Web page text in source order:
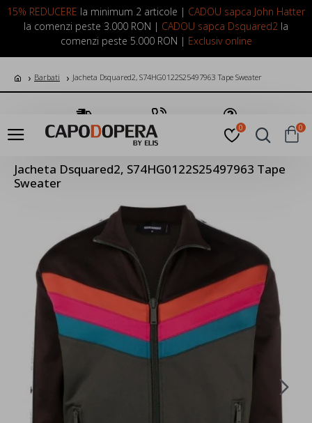
15% REDUCERE la minimum 2 articole | CADOU sapca John Hatter
la comenzi peste 3.000 RON | CADOU sapca Dsquared2 la
comenzi peste 5.000 RON | Exclusiv online
LOGIN INREGISTRARE
0 0
Barbati Jacheta Dsquared2, S74HG0122S25497963 Tape Sweater
Transport Gratuit Suna Acum Pune o Intrebare
Jacheta Dsquared2, S74HG0122S25497963 Tape
Sweater